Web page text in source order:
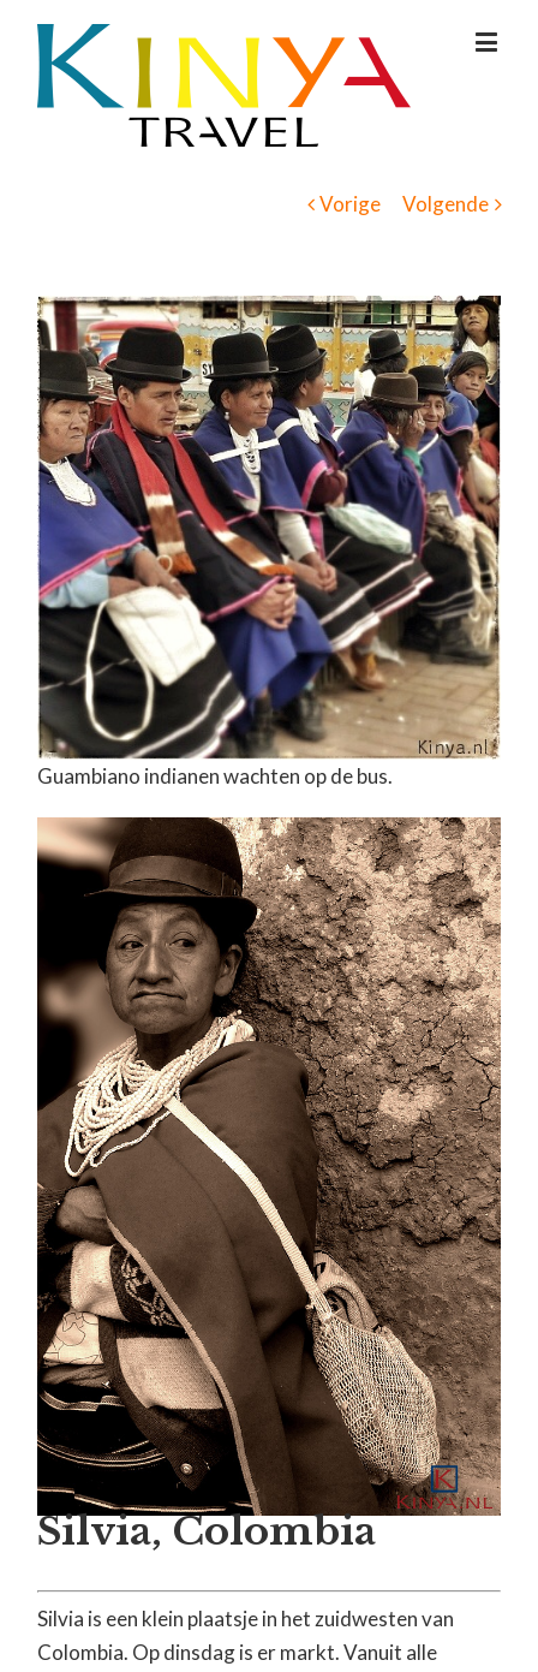
Vorige Volgende
Guambiano indianen wachten op de bus.
Silvia, Colombia
Silvia is een klein plaatsje in het zuidwesten van
Colombia. Op dinsdag is er markt. Vanuit alle